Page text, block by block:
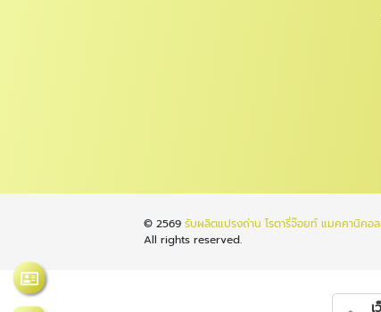
© 2569รับผลิตแปรงถ่าน โรตารี่จ๊อยท์ แมคคานิคอ
All rights reserved.